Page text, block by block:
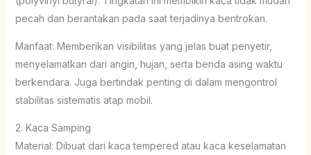
pecah dan berantakan pada saat terjadinya bentrokan.
Manfaat: Memberikan visibilitas yang jelas buat penyetir,
menyelamatkan dari angin, hujan, serta benda asing waktu
berkendara. Juga bertindak penting di dalam mengontrol
stabilitas sistematis atap mobil.
2. Kaca Samping
Material: Dibuat dari kaca tempered atau kaca keselamatan